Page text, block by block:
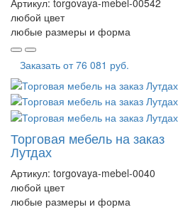
любой цвет
любые размеры и форма
Заказать от76 081 руб.
Торговая мебель на заказ
Лутдах
Артикул: torgovaya-mebel-0040
любой цвет
любые размеры и форма